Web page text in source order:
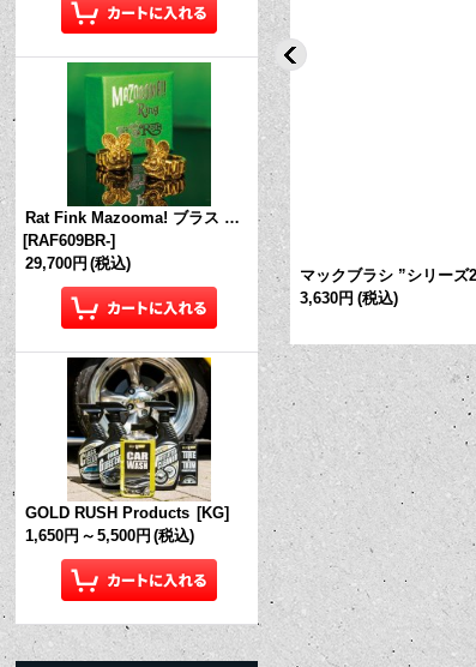
Rat Fink Mazooma! ブラス リング
[RAF609BR-]
29,700円 (税込)
GOLD RUSH Products [KG]
1,650円 ～ 5,500円 (税込)
ズ10” 【#000】 マックブラシ ”シリーズ
3,630円 (税込)